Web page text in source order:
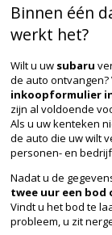
Binnen één
werkt het?
Wilt u uw subaru
de auto ontvangen?
inkoopformulier
zijn al voldoende
Als u uw kenteken
de auto die uw wilt
personen- en
Nadat u de
twee uur een bod
Vindt u het bod te
probleem, u zit